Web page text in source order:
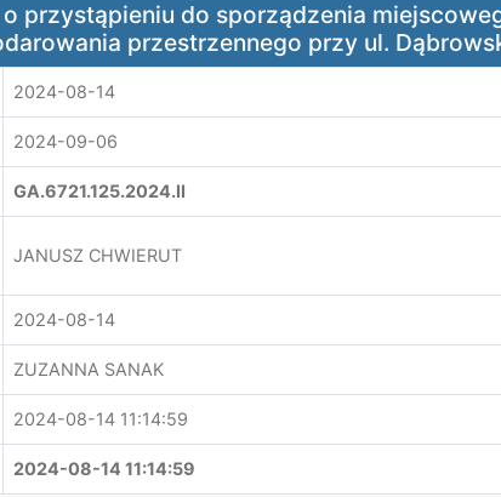
o przystąpieniu do sporządzenia
przestrzennego przy ul.
2024-08-14
2024-09-06
GA.6721.125.2024.II
JANUSZ CHWIERUT
2024-08-14
ZUZANNA SANAK
2024-08-14 11:14:59
2024-08-14 11:14:59